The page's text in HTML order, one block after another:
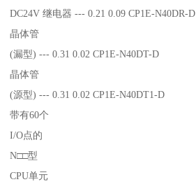
DC24V 继电器 --- 0.21 0.09 CP1E-N40DR-D
晶体管
(漏型) --- 0.31 0.02 CP1E-N40DT-D
晶体管
(源型) --- 0.31 0.02 CP1E-N40DT1-D
带有60个
I/O点的
N□□型
CPU单元